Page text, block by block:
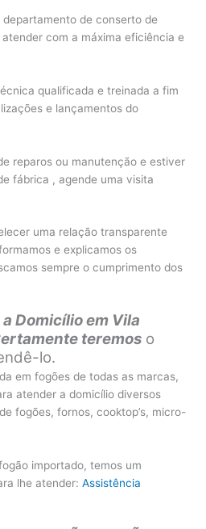
de conserto de
com a máxima eficiência e
qualificada e treinada a fim
e lançamentos do
reparos ou manutenção e estiver
fábrica , agende uma visita
uma relação transparente
e explicamos os
sempre o cumprimento dos
Domicílio em Vila
teremos o
lo.
em fogões de todas as marcas,
atender a domicílio diversos
fogões, fornos, cooktop’s, micro-
importado, temos um
lhe atender:Assistência